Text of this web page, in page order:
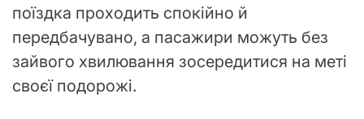
поїздка проходить спокійно й
передбачувано, а пасажири можуть без
зайвого хвилювання зосередитися на меті
своєї подорожі.